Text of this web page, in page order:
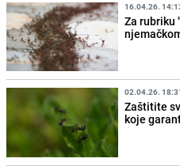
16.04.26.
Za rubriku
02.04.26.
Zaštitite
koje